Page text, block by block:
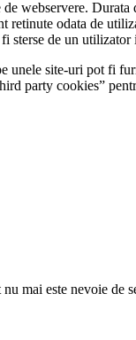
webservere.
retinute odata de
sterse de un
unele site-uri pot fi
party cookies”
mai este nevoie